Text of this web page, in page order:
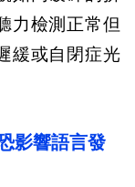
力檢測正常但
緩或自閉症光
影響語言發